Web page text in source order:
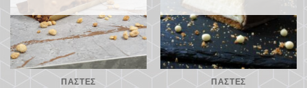
ΠΆΣΤΕΣ ΠΆΣΤΕΣ